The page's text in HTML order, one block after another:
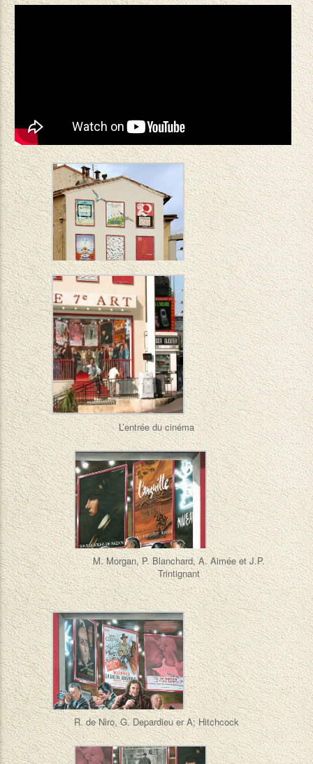
L’entrée du cinéma
M. Morgan, P. Blanchard, A. Aimée et J.P.
Trintignant
R. de Niro, G. Depardieu er A; Hitchcock